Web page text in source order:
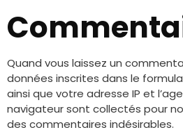
Quand vous laissez un
données inscrites dans le
ainsi que votre adresse IP et
navigateur sont collectés pour
des commentaires indésirables.